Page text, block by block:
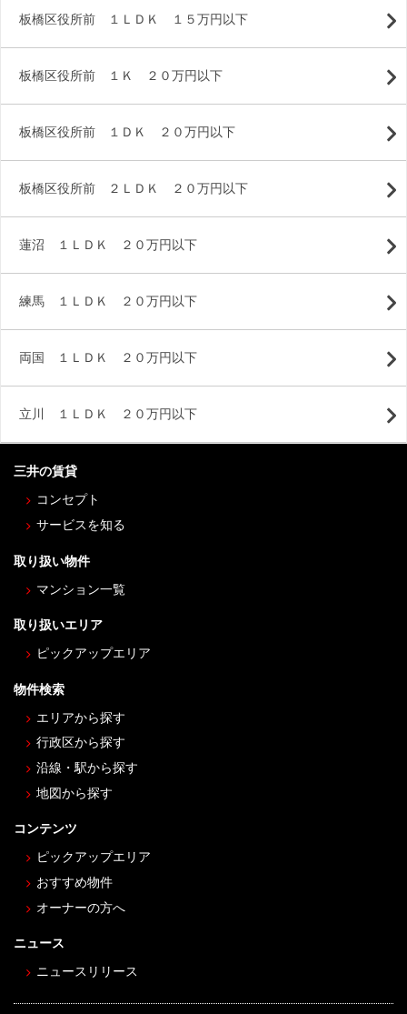
板橋区役所前 １ＬＤＫ １５万円以下
板橋区役所前 １Ｋ ２０万円以下
板橋区役所前 １ＤＫ ２０万円以下
板橋区役所前 ２ＬＤＫ ２０万円以下
蓮沼 １ＬＤＫ ２０万円以下
練馬 １ＬＤＫ ２０万円以下
両国 １ＬＤＫ ２０万円以下
立川 １ＬＤＫ ２０万円以下
三井の賃貸
コンセプト
サービスを知る
取り扱い物件
マンション一覧
取り扱いエリア
ピックアップエリア
物件検索
エリアから探す
行政区から探す
沿線・駅から探す
地図から探す
コンテンツ
ピックアップエリア
おすすめ物件
オーナーの方へ
ニュース
ニュースリリース